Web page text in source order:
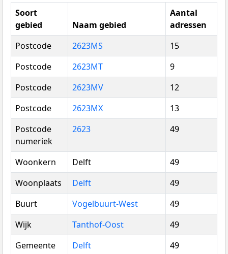
Soort
gebied
Naam gebied
Aantal
adressen
Postcode
2623MS
15
Postcode
2623MT
9
Postcode
2623MV
12
Postcode
2623MX
13
Postcode
numeriek
2623 49
Woonkern Delft
49
Woonplaats
Delft
49
Buurt
Vogelbuurt-West
49
Wijk
Tanthof-Oost
49
Gemeente
Delft
49